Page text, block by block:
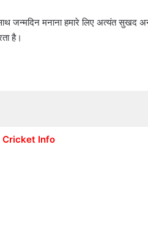
जन्मदिन मनाना हमारे लिए अत्यंत
है।
Cricket Info